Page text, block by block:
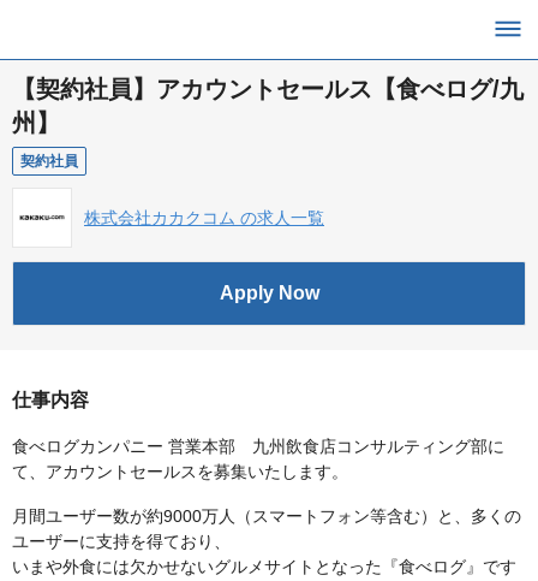
【契約社員】アカウントセールス【食べログ/九
州】
契約社員
株式会社カカクコム の求人一覧
Apply Now
仕事内容
食べログカンパニー 営業本部 九州飲食店コンサルティング部に
て、アカウントセールスを募集いたします。
月間ユーザー数が約9000万人（スマートフォン等含む）と、多くの
ユーザーに支持を得ており、
いまや外食には欠かせないグルメサイトとなった『食べログ』です